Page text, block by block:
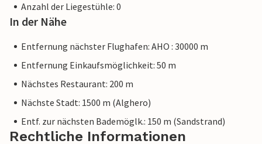
Anzahl der Liegestühle: 0
In der Nähe
Entfernung nächster Flughafen: AHO : 30000 m
Entfernung Einkaufsmöglichkeit: 50 m
Nächstes Restaurant: 200 m
Nächste Stadt: 1500 m (Alghero)
Entf. zur nächsten Bademöglk.: 150 m (Sandstrand)
Rechtliche Informationen